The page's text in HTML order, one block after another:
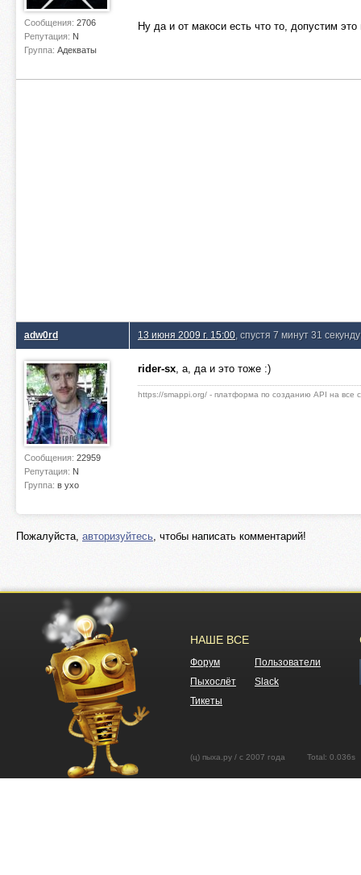
Сообщения: 2706
Репутация: N
Группа: Адекваты
Ну да и от макоси есть что то, допустим
adw0rd
Сообщения: 22959
Репутация: N
Группа: в ухо
13 июня 2009 г. 15:00 , спустя 7 минут 31 секунду
rider-sx, а, да и это тоже :)
https://smappi.org/ - платформа по созданию API на все
Пожалуйста, авторизуйтесь, чтобы написать комментарий!
НАШЕ ВСЕ
Форум
Пользователи
Пыхослёт
Slack
Тикеты
(ц) пыха.ру / с 2007 года Total: